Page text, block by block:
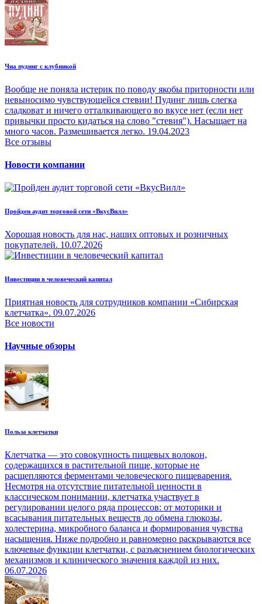
Чиа пудинг с клубникой
Вообще не поняла истерик по поводу якобы приторности или
невыносимо чувствующейся стевии! Пудинг лишь слегка
сладковат и ничего отталкивающего во вкусе нет (если нет
привычки просто кидаться на слово "стевия"). Насыщает на
много часов. Размешивается легко. 19.04.2023
Все отзывы
Новости компании
Пройден аудит торговой сети «ВкусВилл»
Хорошая новость для нас, наших оптовых и розничных
покупателей. 10.07.2026
Инвестиции в человеческий капитал
Приятная новость для сотрудников компании «Сибирская
клетчатка». 09.07.2026
Все новости
Научные обзоры
Польза клетчатки
Клетчатка — это совокупность пищевых волокон,
содержащихся в растительной пище, которые не
расщепляются ферментами человеческого пищеварения.
Несмотря на отсутствие питательной ценности в
классическом понимании, клетчатка участвует в
регулировании целого ряда процессов: от моторики и
всасывания питательных веществ до обмена глюкозы,
холестерина, микробного баланса и формирования чувства
насыщения. Ниже подробно и равномерно раскрываются все
ключевые функции клетчатки, с разъяснением биологических
механизмов и клинического значения каждой из них.
06.07.2026